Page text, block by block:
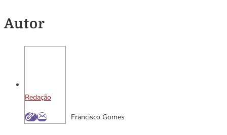
Autor
Redação
Francisco Gomes